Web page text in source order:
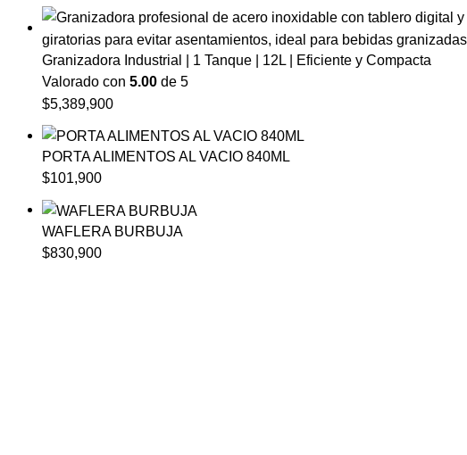
Granizadora Industrial | 1 Tanque | 12L | Eficiente y Compacta
Valorado con 5.00 de 5
$5,389,900
PORTA ALIMENTOS AL VACIO 840ML
$101,900
WAFLERA BURBUJA
$830,900